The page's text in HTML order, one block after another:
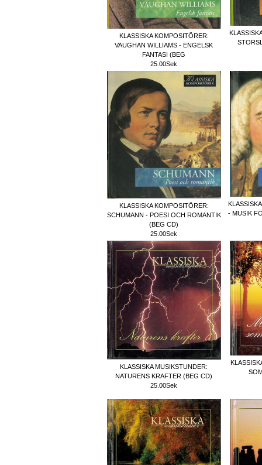
KLASSISKA KOMPOSITÖRER:
VAUGHAN WILLIAMS - ENGELSK
FANTASI (BEG
25.00Sek
KLASSISKA KOMPOSITÖRER:
SCHUMANN - POESI OCH ROMANTIK
(BEG CD)
25.00Sek
- MUSIK
KLASSISKA MUSIKSTUNDER:
NATURENS KRAFTER (BEG CD)
25.00Sek